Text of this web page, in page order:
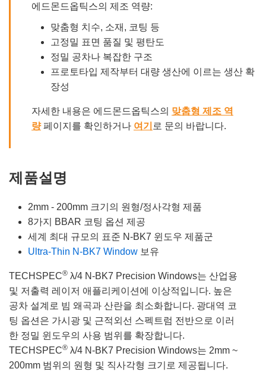
에드몬드옵틱스의 제조 역량:
맞춤형 치수, 소재, 코팅 등
고정밀 표면 품질 및 평탄도
정밀 공차나 복잡한 구조
프로토타입 제작부터 대량 생산에 이르는 생산 확
장성
자세한 내용은 에드몬드옵틱스의 맞춤형 제조 역
량페이지를 확인하거나 여기 로 문의 바랍니다.
제품설명
2mm - 200mm 크기의 원형/정사각형 제품
8가지 BBAR 코팅 옵션 제공
세계 최대 규모의 표준 N-BK7 윈도우 제품군
Ultra-Thin N-BK7 Window 보유
TECHSPEC® λ/4 N-BK7 Precision Windows는 산업용
및 저출력 레이저 애플리케이션에 이상적입니다. 높은
공차 설계로 빔 왜곡과 산란을 최소화합니다. 광대역 코
팅 옵션은 가시광 및 근적외선 스펙트럼 전반으로 이러
한 정밀 윈도우의 사용 범위를 확장합니다.
TECHSPEC® λ/4 N-BK7 Precision Windows는 2mm ~
200mm 범위의 원형 및 직사각형 크기로 제공됩니다.